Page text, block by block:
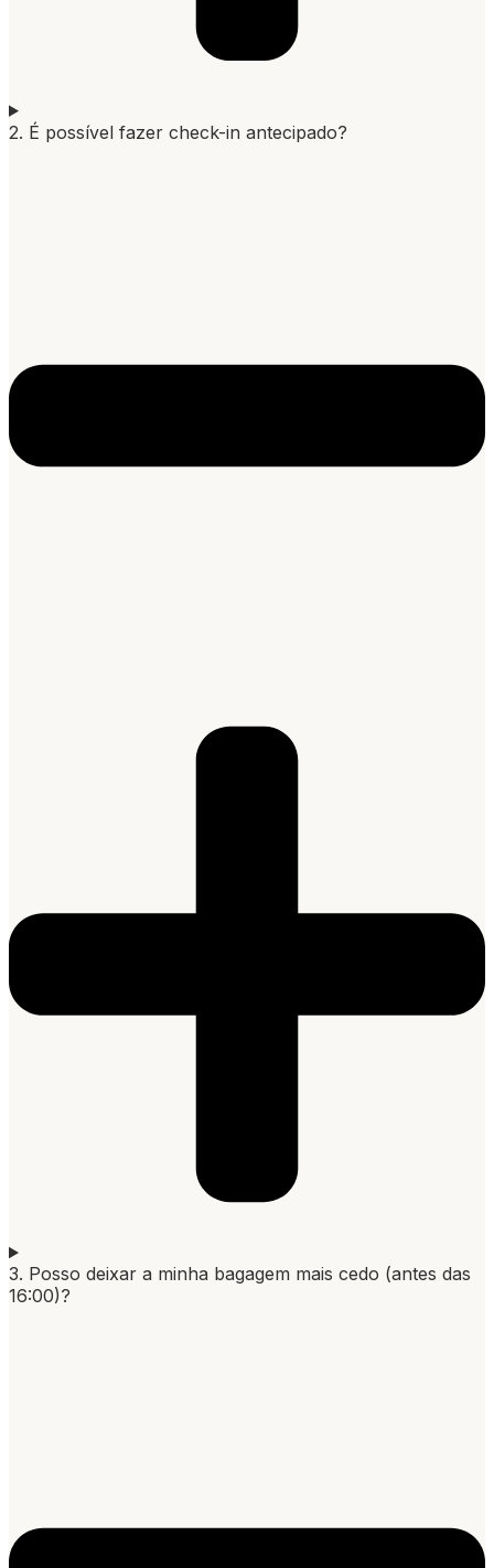
2. É possível fazer check-in antecipado?
3. Posso deixar a minha bagagem mais cedo (antes das
16:00)?